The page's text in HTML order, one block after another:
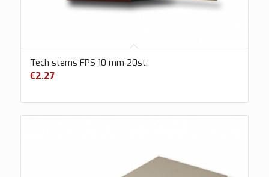
Tech stems FPS 10 mm 20st.
€2.27